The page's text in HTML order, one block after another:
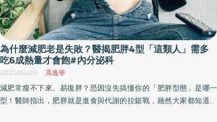
為什麼減肥老是失敗？醫揭肥胖4型「這類人」需多
吃6成熱量才會飽#內分泌科
2023/04/26 馮逸華
減肥常瘦不下來、易復胖？恐因沒先搞懂你的「肥胖型態」是哪一
型！醫師指出，肥胖就是進食與代謝的拉鋸戰，雖然大家都知道，